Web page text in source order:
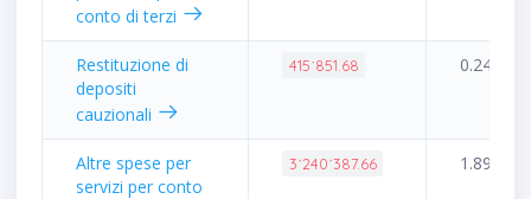
conto di terzi
Restituzione di
depositi
cauzionali
415˙851.68 0.24%
Altre spese per
servizi per conto
3˙240˙387.66 1.89%